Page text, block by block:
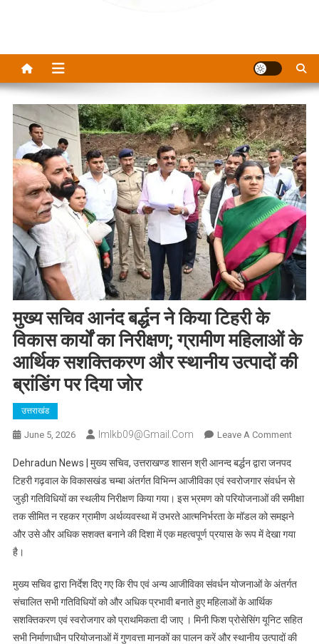
मुख्य सचिव आनंद बर्द्धन ने किया टिहरी के
विकास कार्यों का निरीक्षण; ग्रामीण महिलाओं के
आर्थिक सशक्तिकरण और स्थानीय उत्पादों की
ब्रांडिंग पर दिया जोर
उत्तराखंड
June 5, 2026 Imlkb09@gmail.com Leave A CommentOn
सचिव
आनंद
बर्द्धन
ने
किया
विकास
का
निरीक्षण;
Dehradun News | मुख्य सचिव, उत्तराखण्ड शासन श्री आनन्द बर्द्धन द्वारा जनपद
टिहरी गढ़वाल के विकासखंड चम्बा अंतर्गत विभिन्न आजीविका एवं स्वरोजगार संवर्धन से
जुड़ी गतिविधियों का स्थलीय निरीक्षण किया गया। इस भ्रमण को परियोजनाओं की समीक्षा
तक सीमित न रहकर ग्रामीण अर्थव्यवस्था में उभरते आत्मनिर्भरता के मॉडल को समझने
और उसे और अधिक सशक्त बनाने की दिशा में एक महत्वपूर्ण प्रयास के रूप में देखा गया
है।
मुख्य सचिव द्वारा निर्देश दिए गए कि रीप एवं अन्य आजीविका संवर्धन योजनाओं के अंतर्गत
संचालित सभी गतिविधियों को और अधिक प्रभावी बनाते हुए महिलाओं के आर्थिक
सशक्तिकरण एवं स्वरोजगार को प्राथमिकता दी जाए । मिनी फिश प्रोसेसिंग यूनिट सहित
सभी निर्माणाधीन परियोजनाओं में गुणवत्ता मानकों का पालन करें और स्थानीय उत्पादों की